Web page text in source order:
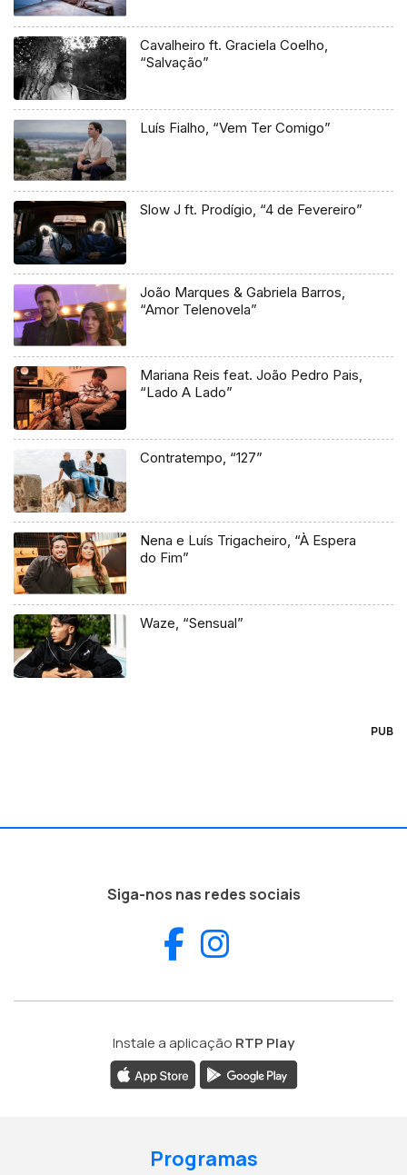
Cavalheiro ft. Graciela Coelho,
“Salvação”
Luís Fialho, “Vem Ter Comigo”
Slow J ft. Prodígio, “4 de Fevereiro”
João Marques & Gabriela Barros,
“Amor Telenovela”
Mariana Reis feat. João Pedro Pais,
“Lado A Lado”
Contratempo, “127”
Nena e Luís Trigacheiro, “À Espera
do Fim”
Waze, “Sensual”
PUB
Siga-nos nas redes sociais
Facebook
Instale a aplicação RTP Play
Programas